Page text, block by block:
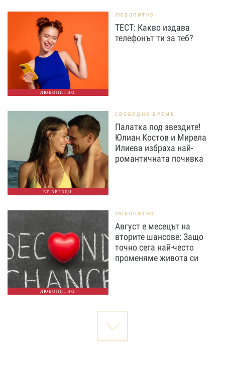
ЛЮБОПИТНО
ЛЮБОПИТНО
ТЕСТ: Какво издава
телефонът ти за теб?
БГ ЗВЕЗДИ
СВОБОДНО ВРЕМЕ
Палатка под звездите!
Юлиан Костов и Мирела
Илиева избраха най-
романтичната почивка
ЛЮБОПИТНО
ЛЮБОПИТНО
Август е месецът на
вторите шансове: Защо
точно сега най-често
променяме живота си